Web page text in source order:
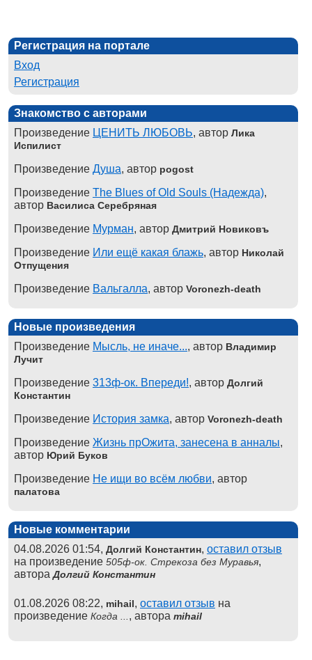
Регистрация на портале
Вход
Регистрация
Знакомство с авторами
Произведение ЦЕНИТЬ ЛЮБОВЬ, автор Лика
Испилист
Произведение Душа, автор pogost
Произведение The Blues of Old Souls (Надежда),
автор Василиса Серебряная
Произведение Мурман, автор Дмитрий Новиковъ
Произведение Или ещё какая блажь, автор Николай
Отпущения
Произведение Вальгалла, автор Voronezh-death
Новые произведения
Произведение Мысль, не иначе..., автор Владимир
Лучит
Произведение 313ф-ок. Впереди!, автор Долгий
Константин
Произведение История замка, автор Voronezh-death
Произведение Жизнь прОжита, занесена в анналы,
автор Юрий Буков
Произведение Не ищи во всём любви, автор
палатова
Новые комментарии
04.08.2026 01:54, Долгий Константин, оставил отзыв
на произведение 505ф-ок. Стрекоза без Муравья,
автораДолгий Константин
01.08.2026 08:22, mihail, оставил отзыв на
произведение Когда ... , автора mihail